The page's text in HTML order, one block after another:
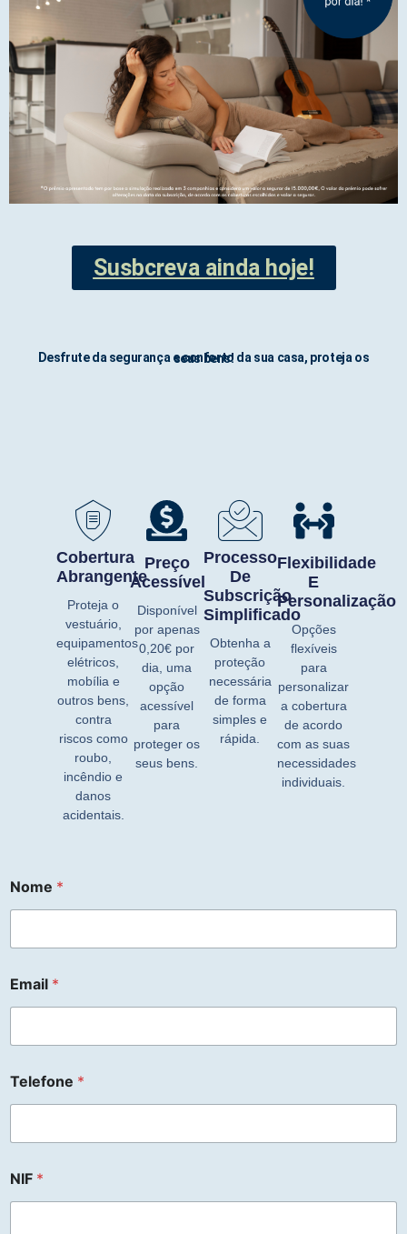
Susbcreva ainda hoje!
Desfrute da segurança e conforto da sua casa, proteja os seus bens!
Cobertura
Abrangente
Proteja o
vestuário,
equipamentos
elétricos,
mobília e
outros bens,
contra
riscos como
roubo,
incêndio e
danos
acidentais.
Preço
Acessível
Disponível
por apenas
0,20€ por
dia, uma
opção
acessível
para
proteger os
seus bens.
Processo
De
Subscrição
Simplificado
Obtenha a
proteção
necessária
de forma
simples e
rápida.
Flexibilidade
E
Personalização
Opções
flexíveis
para
personalizar
a cobertura
de acordo
com as suas
necessidades
individuais.
Nome *
Email *
Telefone *
NIF *